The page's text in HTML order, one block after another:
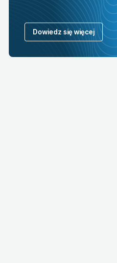
Dowiedz się więcej